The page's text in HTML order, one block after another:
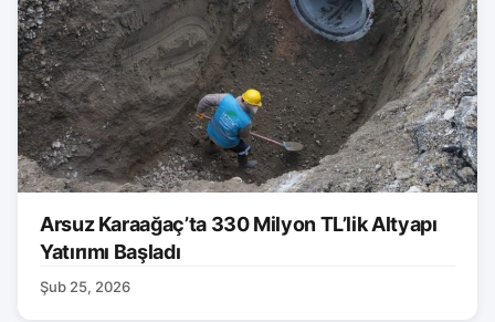
Arsuz Karaağaç’ta 330 Milyon TL’lik Altyapı
Yatırımı Başladı
Şub 25, 2026